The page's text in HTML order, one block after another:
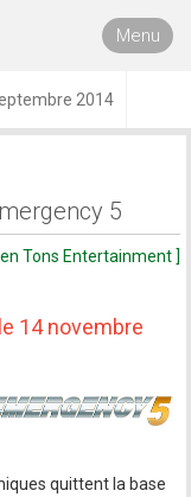
Menu
2014
5
Tons Entertainment ]
14 novembre
quittent la base